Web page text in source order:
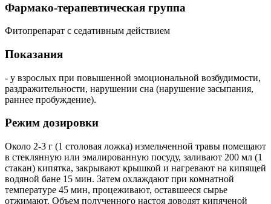
Фармако-терапевтическая группа
Фитопрепарат с седативным действием
Показания
- у взрослых при повышенной эмоциональной возбудимости,
раздражительности, нарушении сна (нарушение засыпания,
раннее пробуждение).
Режим дозировки
Около 2-3 г (1 столовая ложка) измельченной травы помещают
в стеклянную или эмалированную посуду, заливают 200 мл (1
стакан) кипятка, закрывают крышкой и нагревают на кипящей
водяной бане 15 мин. Затем охлаждают при комнатной
температуре 45 мин, процеживают, оставшееся сырье
отжимают. Объем полученного настоя доводят кипяченой